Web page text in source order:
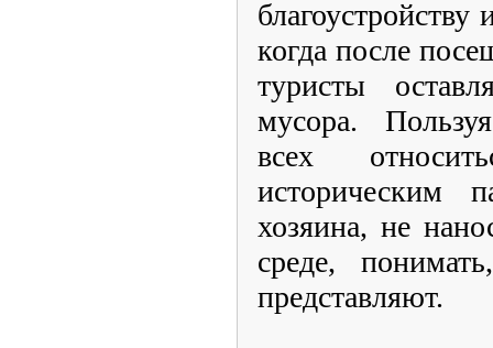
когда после
туристы
мусора.
всех
историческим
хозяина, не
среде,
представляют.